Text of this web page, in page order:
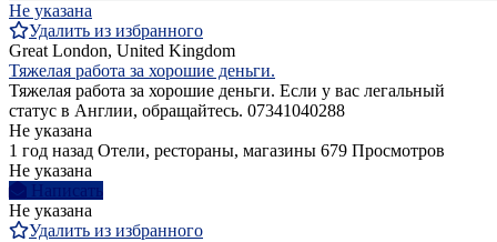
Не указана
Удалить из избранного
Great London, United Kingdom
Тяжелая работа за хорошие деньги.
Тяжелая работа за хорошие деньги. Если у вас легальный
статус в Англии, обращайтесь. 07341040288
Не указана
1 год назад Отели, рестораны, магазины 679 Просмотров
Не указана
Написать
Не указана
Удалить из избранного